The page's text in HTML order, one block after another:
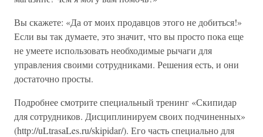
Вы скажете: «Да от моих продавцов этого не добиться!»
Если вы так думаете, это значит, что вы просто пока еще
не умеете использовать необходимые рычаги для
управления своими сотрудниками. Решения есть, и они
достаточно просты.
Подробнее смотрите специальный тренинг «Скипидар
для сотрудников. Дисциплинируем своих подчиненных»
(http://uLtrasaLes.ru/skipidar/). Его часть специально для